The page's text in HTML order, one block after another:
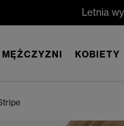
Letnia
MĘŻCZYZNI KOBIETY